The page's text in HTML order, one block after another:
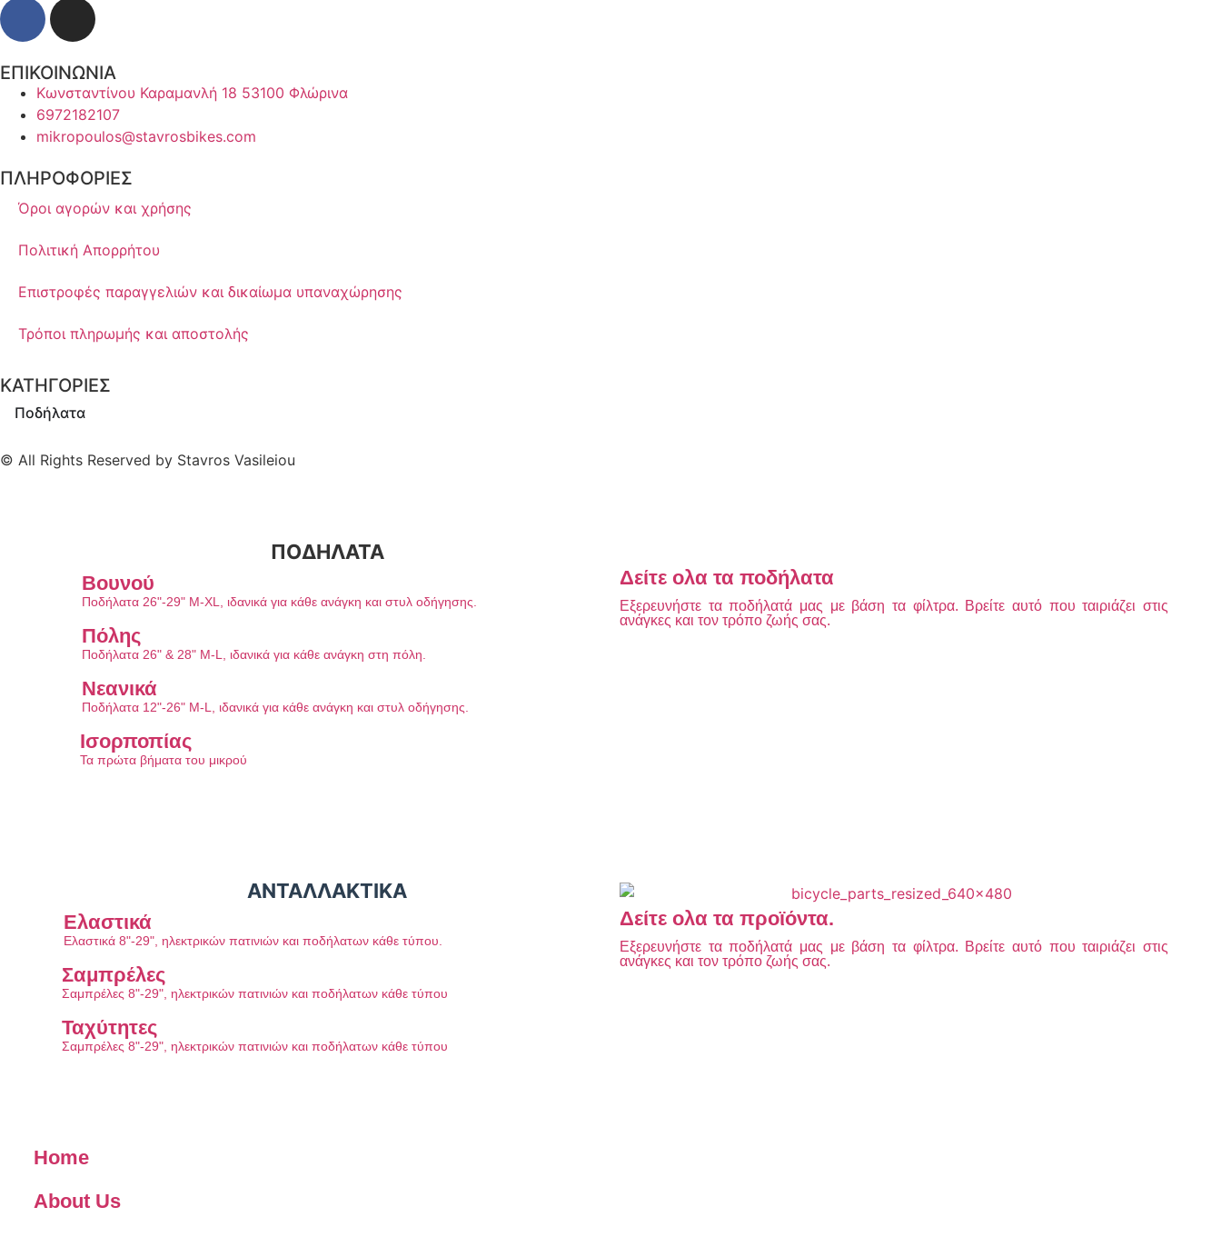
ΕΠΙΚΟΙΝΩΝΙΑ
Κωνσταντίνου Καραμανλή 18 53100 Φλώρινα
6972182107
mikropoulos@stavrosbikes.com
ΠΛΗΡΟΦΟΡΙΕΣ
Όροι αγορών και χρήσης
Πολιτική Απορρήτου
Επιστροφές παραγγελιών και δικαίωμα υπαναχώρησης
Τρόποι πληρωμής και αποστολής
ΚΑΤΗΓΟΡΙΕΣ
Ποδήλατα
© All Rights Reserved by Stavros Vasileiou
ΠΟΔΗΛΑΤΑ
Βουνού
Ποδήλατα 26"-29" M-XL, ιδανικά για κάθε ανάγκη και στυλ οδήγησης.
Πόλης
Ποδήλατα 26" & 28" M-L, ιδανικά για κάθε ανάγκη στη πόλη.
Νεανικά
Ποδήλατα 12"-26" M-L, ιδανικά για κάθε ανάγκη και στυλ οδήγησης.
Ισορποπίας
Τα πρώτα βήματα του μικρού
Δείτε ολα τα ποδήλατα
Εξερευνήστε τα ποδήλατά μας με βάση τα φίλτρα. Βρείτε αυτό που ταιριάζει στις
ανάγκες και τον τρόπο ζωής σας.
ΑΝΤΑΛΛΑΚΤΙΚΑ
Ελαστικά
Ελαστικά 8"-29", ηλεκτρικών πατινιών και ποδήλατων κάθε τύπου.
Σαμπρέλες
Σαμπρέλες 8"-29", ηλεκτρικών πατινιών και ποδήλατων κάθε τύπου
Ταχύτητες
Σαμπρέλες 8"-29", ηλεκτρικών πατινιών και ποδήλατων κάθε τύπου
Δείτε ολα τα προϊόντα.
Εξερευνήστε τα ποδήλατά μας με βάση τα φίλτρα. Βρείτε αυτό που ταιριάζει στις
ανάγκες και τον τρόπο ζωής σας.
Home
About Us